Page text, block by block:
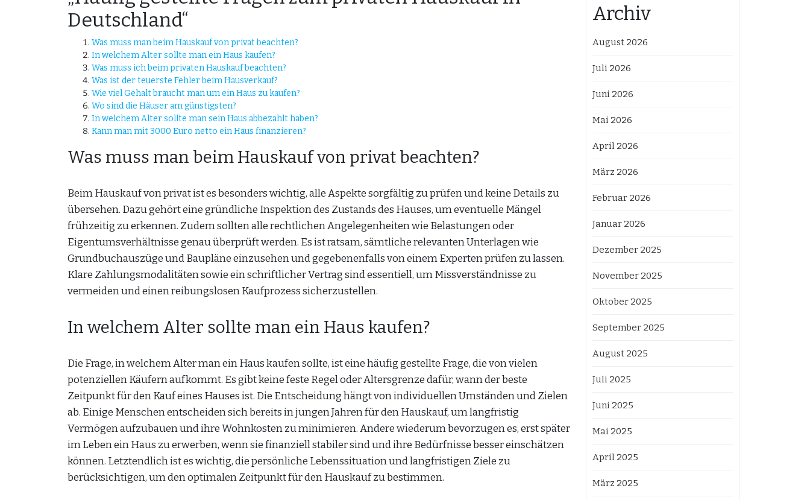
Deutschland“
Was muss man beim Hauskauf von privat beachten?
In welchem Alter sollte man ein Haus kaufen?
Was muss ich beim privaten Hauskauf beachten?
Was ist der teuerste Fehler beim Hausverkauf?
Wie viel Gehalt braucht man um ein Haus zu kaufen?
Wo sind die Häuser am günstigsten?
In welchem Alter sollte man sein Haus abbezahlt haben?
Kann man mit 3000 Euro netto ein Haus finanzieren?
Was muss man beim Hauskauf von privat beachten?
Beim Hauskauf von privat ist es besonders wichtig, alle Aspekte sorgfältig zu prüfen und keine Details zu
übersehen. Dazu gehört eine gründliche Inspektion des Zustands des Hauses, um eventuelle Mängel
frühzeitig zu erkennen. Zudem sollten alle rechtlichen Angelegenheiten wie Belastungen oder
Eigentumsverhältnisse genau überprüft werden. Es ist ratsam, sämtliche relevanten Unterlagen wie
Grundbuchauszüge und Baupläne einzusehen und gegebenenfalls von einem Experten prüfen zu lassen.
Klare Zahlungsmodalitäten sowie ein schriftlicher Vertrag sind essentiell, um Missverständnisse zu
vermeiden und einen reibungslosen Kaufprozess sicherzustellen.
In welchem Alter sollte man ein Haus kaufen?
Die Frage, in welchem Alter man ein Haus kaufen sollte, ist eine häufig gestellte Frage, die von vielen
potenziellen Käufern aufkommt. Es gibt keine feste Regel oder Altersgrenze dafür, wann der beste
Zeitpunkt für den Kauf eines Hauses ist. Die Entscheidung hängt von individuellen Umständen und Zielen
ab. Einige Menschen entscheiden sich bereits in jungen Jahren für den Hauskauf, um langfristig
Vermögen aufzubauen und ihre Wohnkosten zu minimieren. Andere wiederum bevorzugen es, erst später
im Leben ein Haus zu erwerben, wenn sie finanziell stabiler sind und ihre Bedürfnisse besser einschätzen
können. Letztendlich ist es wichtig, die persönliche Lebenssituation und langfristigen Ziele zu
berücksichtigen, um den optimalen Zeitpunkt für den Hauskauf zu bestimmen.
Archiv
August 2026
Juli 2026
Juni 2026
Mai 2026
April 2026
März 2026
Februar 2026
Januar 2026
Dezember 2025
November 2025
Oktober 2025
September 2025
August 2025
Juli 2025
Juni 2025
Mai 2025
April 2025
März 2025